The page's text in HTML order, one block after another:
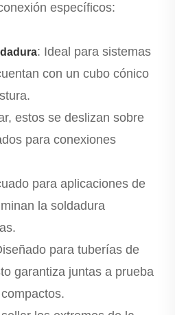
específicos:
: Ideal para sistemas
con un cubo cónico
estos se deslizan sobre
para conexiones
para aplicaciones de
la soldadura
para tuberías de
garantiza juntas a prueba